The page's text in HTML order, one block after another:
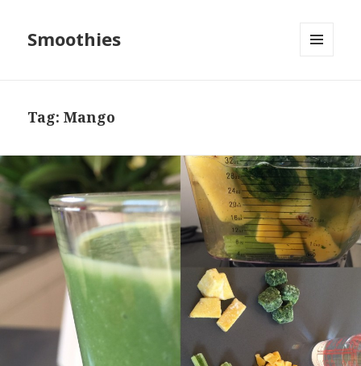
Smoothies
Tag: Mango